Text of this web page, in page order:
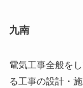
九南
電気工事全般を
る工事の設計・